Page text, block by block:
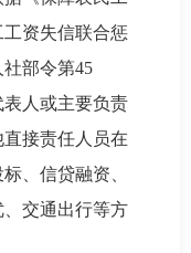
资失信联合惩
部令第45
人或主要负责
接责任人员在
、信贷融资、
交通出行等方